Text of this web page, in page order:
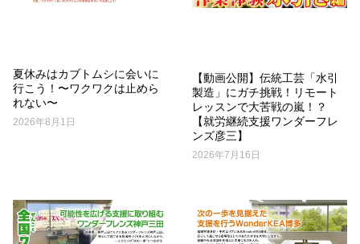
夏休みはカブトムシに会いに
行こう！〜ワクワクは止めら
れない〜
2026年8月1日
【動画公開】伝統工芸「水引
製造」にガチ挑戦！リモート
レッスンで大苦戦の嵐！？
【就労継続支援ワンダーフレ
ンズ彦三】
2026年7月16日